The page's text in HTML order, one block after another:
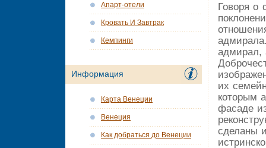
Говоря о
адмирал,
их
которым
фасаде
сделаны
Апарт-отели
Кровать И Завтрак
Кемпинги
Информация
Карта Венеции
Венеция
Как добраться до Венеции